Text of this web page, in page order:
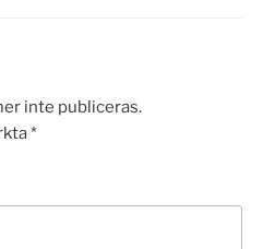
inte publiceras.
*